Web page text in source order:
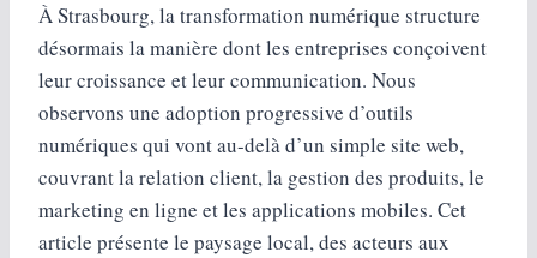
À Strasbourg, la transformation numérique structure
désormais la manière dont les entreprises conçoivent
leur croissance et leur communication. Nous
observons une adoption progressive d’outils
numériques qui vont au-delà d’un simple site web,
couvrant la relation client, la gestion des produits, le
marketing en ligne et les applications mobiles. Cet
article présente le paysage local, des acteurs aux